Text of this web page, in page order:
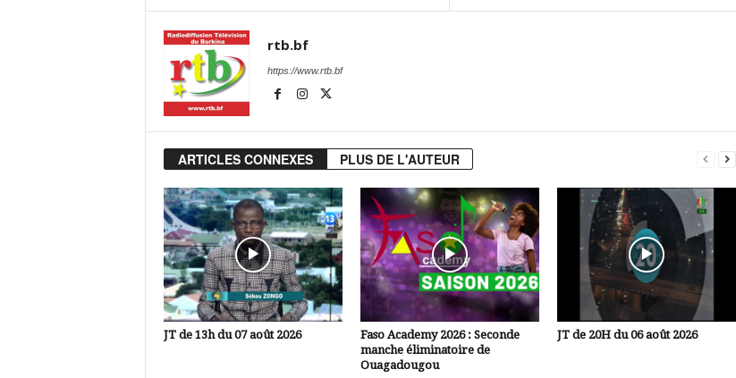
rtb.bf
https://www.rtb.bf
ARTICLES CONNEXES PLUS DE L'AUTEUR
JT de 13h du 07 août 2026
Faso Academy 2026 : Seconde
manche éliminatoire de
Ouagadougou
JT de 20H du 06 août 2026